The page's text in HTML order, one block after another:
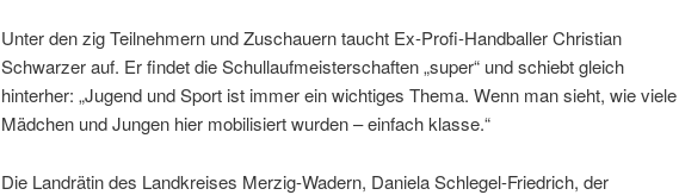
Unter den zig Teilnehmern und Zuschauern taucht Ex-Profi-Handballer Christian
Schwarzer auf. Er findet die Schullaufmeisterschaften „super“ und schiebt gleich
hinterher: „Jugend und Sport ist immer ein wichtiges Thema. Wenn man sieht, wie viele
Mädchen und Jungen hier mobilisiert wurden – einfach klasse.“
Die Landrätin des Landkreises Merzig-Wadern, Daniela Schlegel-Friedrich, der